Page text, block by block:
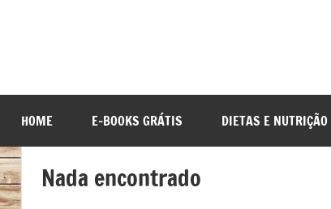
HOME E-BOOKS GRÁTIS DIETAS E NUTRIÇÃO
Nada encontrado